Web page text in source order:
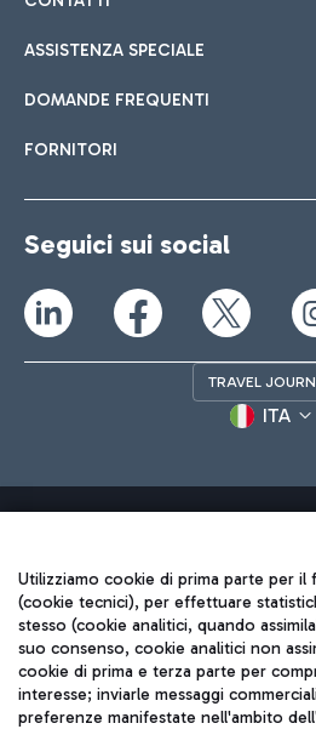
ASSISTENZA SPECIALE
DOMANDE FREQUENTI
FORNITORI
Seguici sui social
TRAVEL
ITA
Aeroporti di Roma S.p.A. - Società
coordinamento di Mundys S.p.A.
Codice fiscale e Registro delle
IVA 06572251004
Capitale sociale 62.224.743,00 int.
Utilizziamo cookie di prima parte per
(cookie tecnici), per effettuare
stesso (cookie analitici, quando
suo consenso, cookie analitici non
cookie di prima e terza parte per
interesse; inviarle messaggi
preferenze manifestate nell'ambito